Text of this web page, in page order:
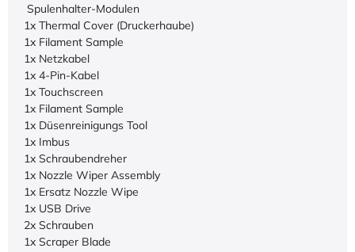
Spulenhalter-Modulen
1x Thermal Cover (Druckerhaube)
1x Filament Sample
1x Netzkabel
1x 4-Pin-Kabel
1x Touchscreen
1x Filament Sample
1x Düsenreinigungs Tool
1x Imbus
1x Schraubendreher
1x Nozzle Wiper Assembly
1x Ersatz Nozzle Wipe
1x USB Drive
2x Schrauben
1x Scraper Blade